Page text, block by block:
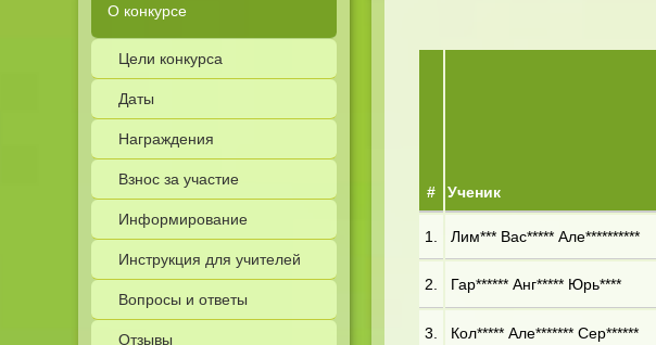
О конкурсе
Цели конкурса
Даты
Награждения
Взнос за участие
Информирование
Инструкция для учителей
Вопросы и ответы
Отзывы
# Ученик
1. Лим*** Вас***** Але**********
2. Гар****** Анг***** Юрь****
3. Кол***** Але******* Сер******